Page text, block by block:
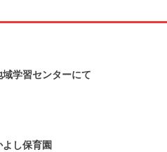
学習センターにて
し保育園